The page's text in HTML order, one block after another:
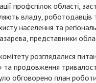
профспілок області,
владу, роботодавців
населення та
представники
розглядалися
продовження
обговорено план